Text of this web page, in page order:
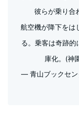
彼らが乗り合
航空機が降下をは
る。乗客は奇跡
庫化。(神
— 青山ブックセン